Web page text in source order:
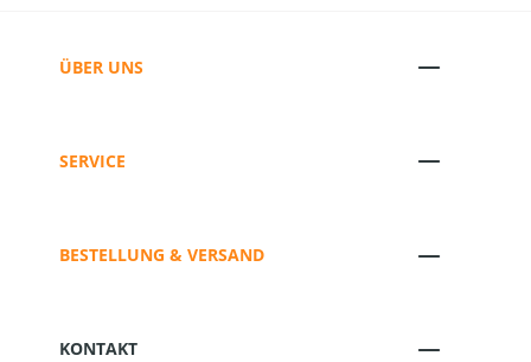
ÜBER UNS
SERVICE
BESTELLUNG & VERSAND
KONTAKT